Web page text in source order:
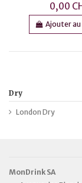
0,00
Ajouter au
Dry
London Dry
MonDrink SA